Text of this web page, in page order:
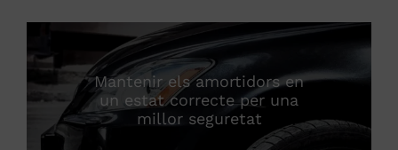
Mantenir els amortidors en
un estat correcte per una
millor seguretat